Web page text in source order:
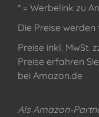
* = Werbelink zu
Die Preise
Preise inkl. MwSt.
Preise erfahren
bei Amazon.de
Als Amazon-